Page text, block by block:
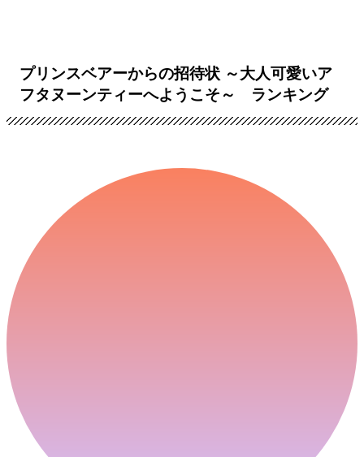
プリンスベアーからの招待状 ～大人可愛いア
フタヌーンティーへようこそ～ ランキング